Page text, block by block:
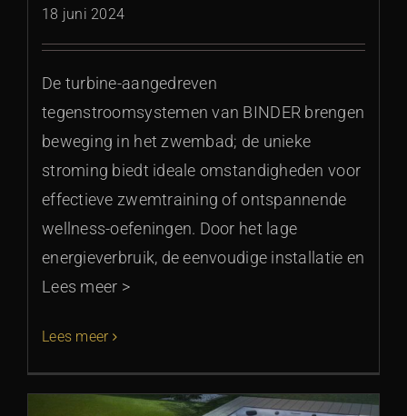
18 juni 2024
De turbine-aangedreven
tegenstroomsystemen van BINDER brengen
beweging in het zwembad; de unieke
stroming biedt ideale omstandigheden voor
effectieve zwemtraining of ontspannende
wellness-oefeningen. Door het lage
energieverbruik, de eenvoudige installatie en
Lees meer >
Lees meer